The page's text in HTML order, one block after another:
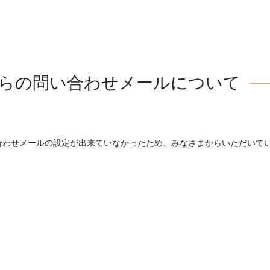
の問い合わせメールについて
せメールの設定が出来ていなかったため、みなさまからいただいて